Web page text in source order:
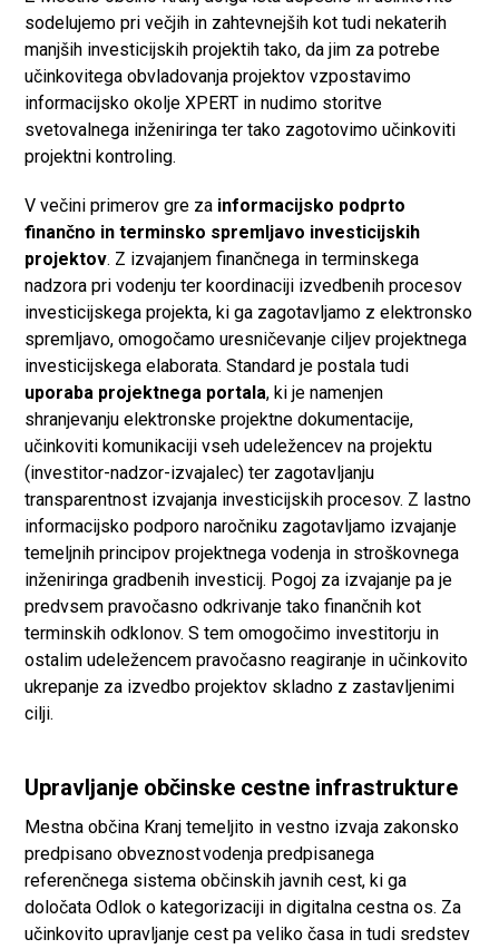
sodelujemo pri večjih in zahtevnejših kot tudi nekaterih
manjših investicijskih projektih tako, da jim za potrebe
učinkovitega obvladovanja projektov vzpostavimo
informacijsko okolje XPERT in nudimo storitve
svetovalnega inženiringa ter tako zagotovimo učinkoviti
projektni kontroling.
V večini primerov gre za informacijsko podprto
finančno in terminsko spremljavo investicijskih
projektov. Z izvajanjem finančnega in terminskega
nadzora pri vodenju ter koordinaciji izvedbenih procesov
investicijskega projekta, ki ga zagotavljamo z elektronsko
spremljavo, omogočamo uresničevanje ciljev projektnega
investicijskega elaborata. Standard je postala tudi
uporaba projektnega portala, ki je namenjen
shranjevanju elektronske projektne dokumentacije,
učinkoviti komunikaciji vseh udeležencev na projektu
(investitor-nadzor-izvajalec) ter zagotavljanju
transparentnost izvajanja investicijskih procesov. Z lastno
informacijsko podporo naročniku zagotavljamo izvajanje
temeljnih principov projektnega vodenja in stroškovnega
inženiringa gradbenih investicij. Pogoj za izvajanje pa je
predvsem pravočasno odkrivanje tako finančnih kot
terminskih odklonov. S tem omogočimo investitorju in
ostalim udeležencem pravočasno reagiranje in učinkovito
ukrepanje za izvedbo projektov skladno z zastavljenimi
cilji.
Upravljanje občinske cestne infrastrukture
Mestna občina Kranj temeljito in vestno izvaja zakonsko
predpisano obveznost vodenja predpisanega
referenčnega sistema občinskih javnih cest, ki ga
določata Odlok o kategorizaciji in digitalna cestna os. Za
učinkovito upravljanje cest pa veliko časa in tudi sredstev